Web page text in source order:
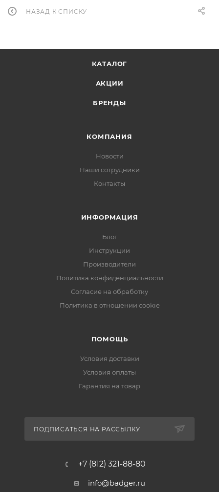
НАЗАД К СПИСКУ
КАТАЛОГ
АКЦИИ
БРЕНДЫ
КОМПАНИЯ
Новости
Наши сотрудники
Контакты
ИНФОРМАЦИЯ
Блог
Инструкции
Производители
Политика конфиденциальности
Согласие на обработку
Политика в отношении cookie
ПОМОЩЬ
Условия доставки
Условия оплаты
Гарантия на товар
ПОДПИСАТЬСЯ НА РАССЫЛКУ
+7 (812) 321-88-80
info@badger.ru